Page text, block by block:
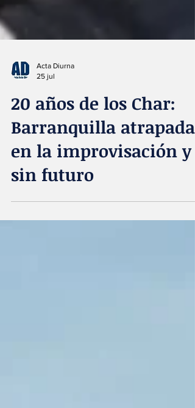
Acta Diurna
20 años de los Char:
Barranquilla atrapada
sin futuro